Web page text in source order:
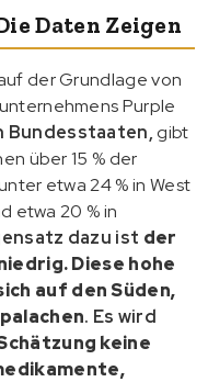
Daten Zeigen
der Grundlage von
Purple
Bundesstaaten, gibt
über 15 % der
etwa 24 % in West
etwa 20 % in
dazu ist der
Diese hohe
auf den Süden,
. Es wird
keine